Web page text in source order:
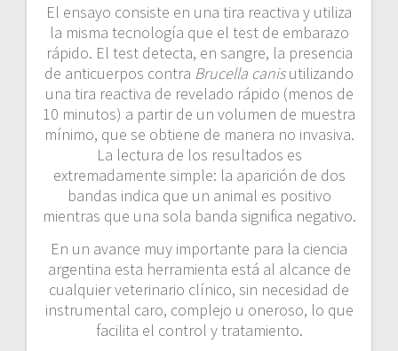
El ensayo consiste en una tira reactiva y utiliza
la misma tecnología que el test de embarazo
rápido. El test detecta, en sangre, la presencia
de anticuerpos contra Brucella canisutilizando
una tira reactiva de revelado rápido (menos de
10 minutos) a partir de un volumen de muestra
mínimo, que se obtiene de manera no invasiva.
La lectura de los resultados es
extremadamente simple: la aparición de dos
bandas indica que un animal es positivo
mientras que una sola banda significa negativo.
En un avance muy importante para la ciencia
argentina esta herramienta está al alcance de
cualquier veterinario clínico, sin necesidad de
instrumental caro, complejo u oneroso, lo que
facilita el control y tratamiento.